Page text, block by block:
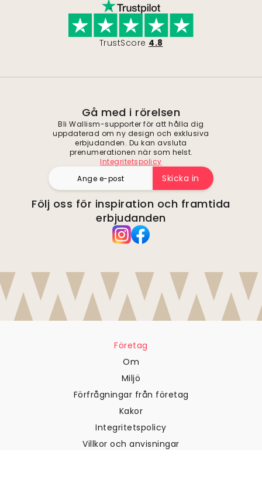
TrustScore 4.8
Gå med i rörelsen
Bli Wallism-supporter för att hålla dig
uppdaterad om ny design och exklusiva
erbjudanden. Du kan avsluta
prenumerationen när som helst.
Integritetspolicy
Skicka in
Följ oss för inspiration och framtida
erbjudanden
Företag
Om
Miljö
Förfrågningar från företag
Kakor
Integritetspolicy
Villkor och anvisningar